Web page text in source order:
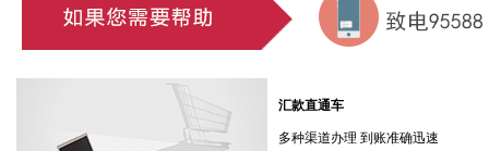
汇款直通车
多种渠道办理 到账准确迅速